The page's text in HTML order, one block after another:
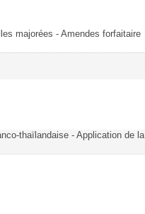
majorées - Amendes forfaitaire
thaïlandaise - Application de la